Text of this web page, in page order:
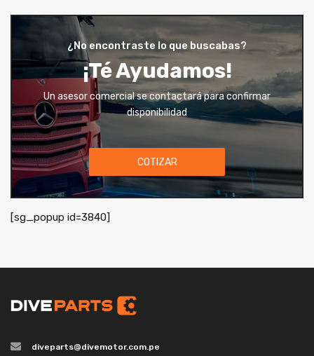
¿No encontraste lo que buscabas?
¡Té Ayudamos!
Un asesor comercial se contactará para confirmar
disponibilidad
COTIZAR
[sg_popup id=3840]
diveparts@divemotor.com.pe